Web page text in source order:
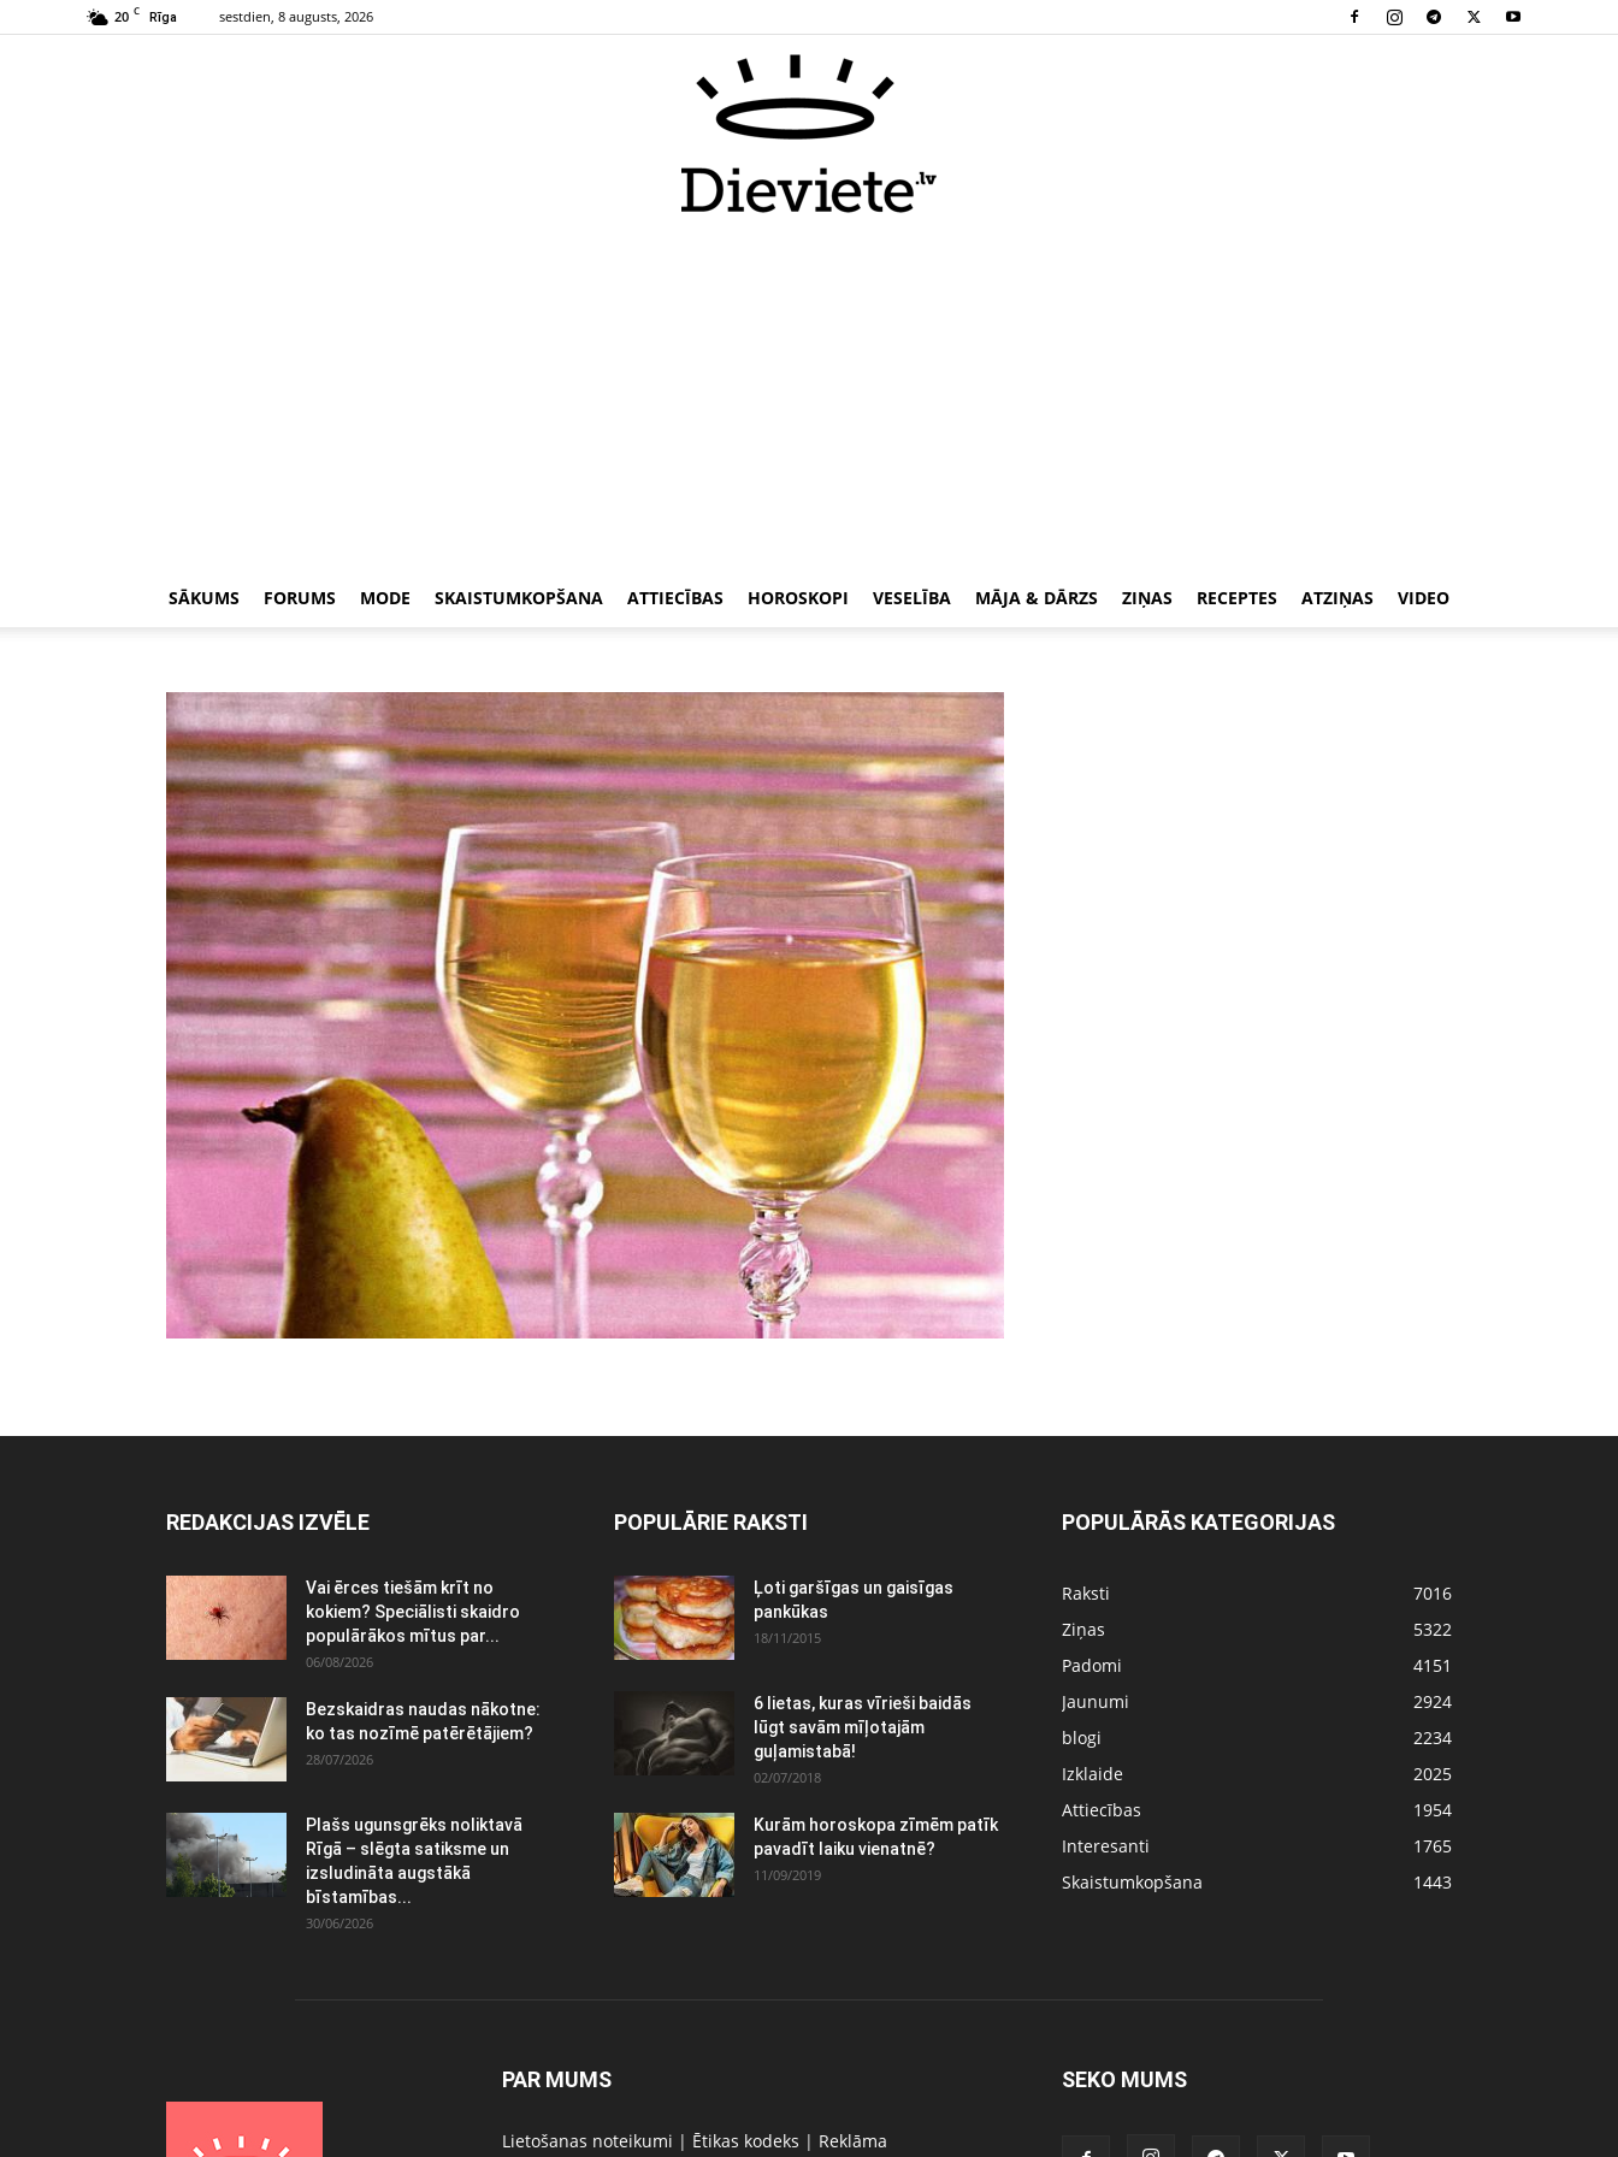
20 C Rīga sestdien, 8 augusts, 2026
SĀKUMS FORUMS MODE SKAISTUMKOPŠANA ATTIECĪBAS HOROSKOPI VESELĪBA MĀJA & DĀRZS ZIŅAS RECEPTES ATZIŅAS VIDEO
REDAKCIJAS IZVĒLE
Vai ērces tiešām krīt no
kokiem? Speciālisti skaidro
populārākos mītus par...
06/08/2026
Bezskaidras naudas nākotne:
ko tas nozīmē patērētājiem?
28/07/2026
Plašs ugunsgrēks noliktavā
Rīgā – slēgta satiksme un
izsludināta augstākā
bīstamības...
30/06/2026
POPULĀRIE RAKSTI
Ļoti garšīgas un gaisīgas
pankūkas
18/11/2015
6 lietas, kuras vīrieši baidās
lūgt savām mīļotajām
guļamistabā!
02/07/2018
Kurām horoskopa zīmēm patīk
pavadīt laiku vienatnē?
11/09/2019
POPULĀRĀS KATEGORIJAS
Raksti
7016
Ziņas
5322
Padomi
4151
Jaunumi
2924
blogi
2234
Izklaide
2025
Attiecības
1954
Interesanti
1765
Skaistumkopšana
1443
PAR MUMS
Lietošanas noteikumi | Ētikas kodeks | Reklāma
SEKO MUMS